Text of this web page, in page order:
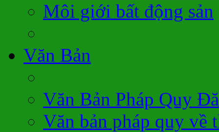
Môi giới bất động sản
Văn Bản
Văn Bản Pháp Quy
Văn bản pháp quy về